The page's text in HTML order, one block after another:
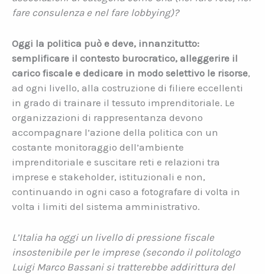
fare consulenza e nel fare lobbying)?
Oggi la politica può e deve, innanzitutto:
semplificare il contesto burocratico, alleggerire il
carico fiscale e dedicare in modo selettivo le risorse,
ad ogni livello, alla costruzione di filiere eccellenti
in grado di trainare il tessuto imprenditoriale. Le
organizzazioni di rappresentanza devono
accompagnare l’azione della politica con un
costante monitoraggio dell’ambiente
imprenditoriale e suscitare reti e relazioni tra
imprese e stakeholder, istituzionali e non,
continuando in ogni caso a fotografare di volta in
volta i limiti del sistema amministrativo.
L’Italia ha oggi un livello di pressione fiscale
insostenibile per le imprese (secondo il politologo
Luigi Marco Bassani si tratterebbe addirittura del